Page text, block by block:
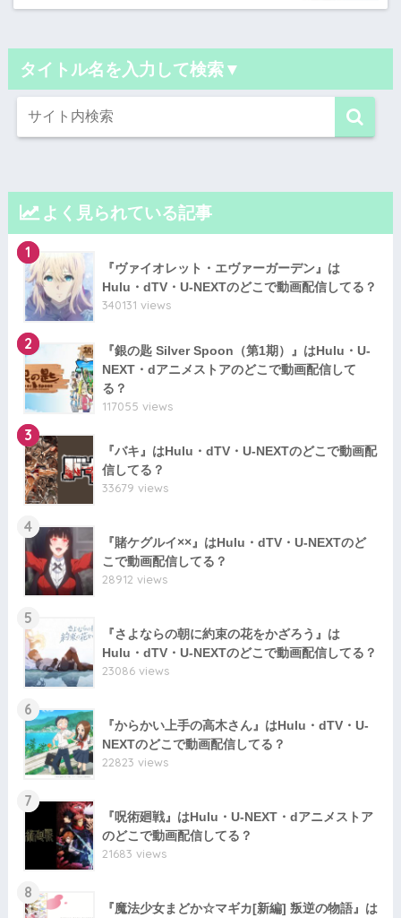
タイトル名を入力して検索▼
よく見られている記事
1
『ヴァイオレット・エヴァーガーデン』は
Hulu・dTV・U-NEXTのどこで動画配信してる？
340131 views
2
『銀の匙 Silver Spoon（第1期）』はHulu・U-
NEXT・dアニメストアのどこで動画配信して
る？
117055 views
3
『バキ』はHulu・dTV・U-NEXTのどこで動画配
信してる？
33679 views
4
『賭ケグルイ××』はHulu・dTV・U-NEXTのど
こで動画配信してる？
28912 views
5
『さよならの朝に約束の花をかざろう』は
Hulu・dTV・U-NEXTのどこで動画配信してる？
23086 views
6
『からかい上手の高木さん』はHulu・dTV・U-
NEXTのどこで動画配信してる？
22823 views
7
『呪術廻戦』はHulu・U-NEXT・dアニメストア
のどこで動画配信してる？
21683 views
8
『魔法少女まどか☆マギカ[新編] 叛逆の物語』は